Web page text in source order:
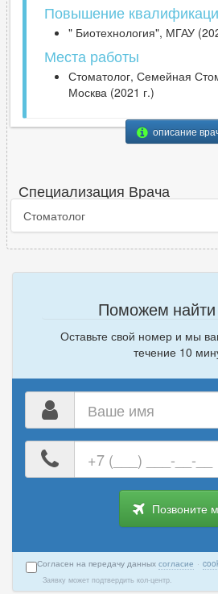
Повышение
" Биотехнология", МГАУ
Места работы
Стоматолог, Семейная
Москва (2021 г.)
описание
Специализация Врача
Стоматолог
Поможем найти
Оставьте свой номер и мы
течение 10
номер
Позвоните
Согласен на передачу данных согласие ·
Заявку может подтвердить кол-центр.